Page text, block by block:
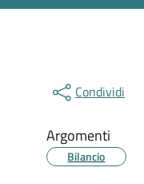
Condividi
Argomenti
Bilancio